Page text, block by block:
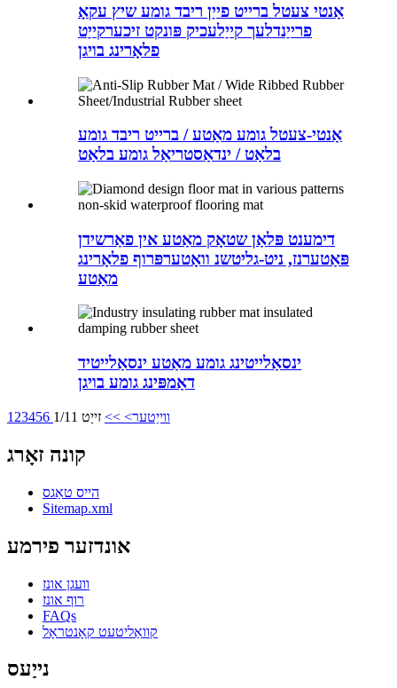
אַנטי צעטל ברייט פייַן ריבד גומע שיץ עקאָ
פרייַנדלעך קייַלעכיק פּונקט זיכערקייַט
פלאָרינג בויגן
אַנטי-צעטל גומע מאַטע / ברייט ריבד גומע
בלאַט / ינדאַסטריאַל גומע בלאַט
דימענט פּלאַן שטאָק מאַטע אין פאַרשידן
פּאַטערנז, ניט-גליטשנ וואָטערפּרוף פלאָרינג
מאַטע
ינסאַלייטינג גומע מאַטע ינסאַלייטיד
דאַמפּינג גומע בויגן
1 23456 ווייַטער> >> זייַט 1/11
קונה זאָרג
הייס טאַגס
Sitemap.xml
אונדזער פירמע
וועגן אונז
רוף אונז
FAQs
קוואַליטעט קאָנטראָל
נייַעס